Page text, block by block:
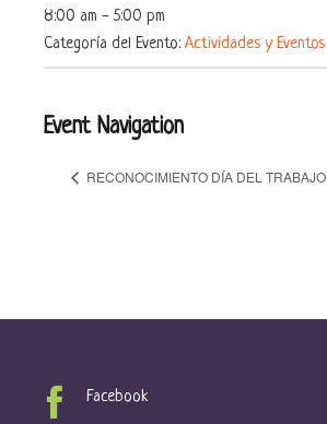
8:00 am - 5:00 pm
Categoría del Evento: Actividades y Eventos
Event Navigation
RECONOCIMIENTO DÍA DEL TRABAJO
Facebook